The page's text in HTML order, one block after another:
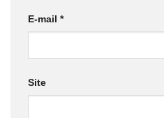
E-mail *
Site